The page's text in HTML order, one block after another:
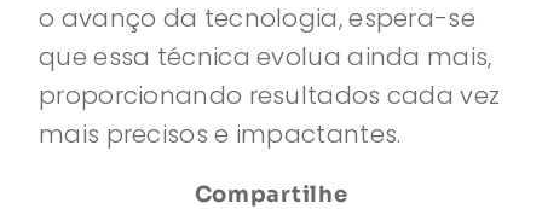
o avanço da tecnologia, espera-se
que essa técnica evolua ainda mais,
proporcionando resultados cada vez
mais precisos e impactantes.
Compartilhe